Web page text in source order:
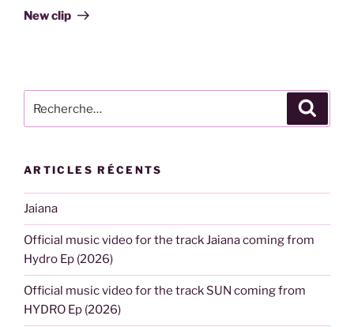
suivant
New clip
pour
ARTICLES RÉCENTS
Jaiana
Official music video for the track Jaiana coming from
Hydro Ep (2026)
Official music video for the track SUN coming from
HYDRO Ep (2026)